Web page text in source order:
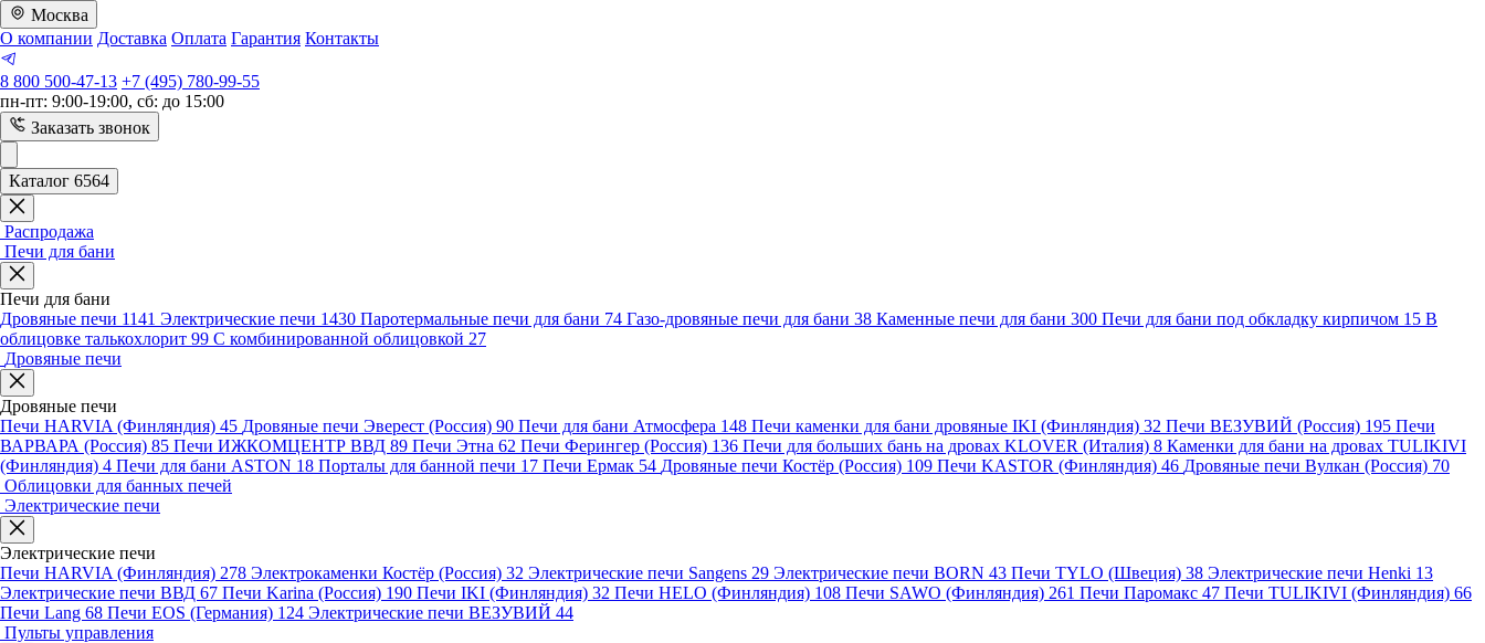
Москва
О компании Доставка Оплата Гарантия Контакты
8 800 500-47-13 +7 (495) 780-99-55
пн-пт: 9:00-19:00, сб: до 15:00
Заказать звонок
Каталог 6564
Распродажа
Печи для бани
Печи для бани
Дровяные печи 1141 Электрические печи 1430 Паротермальные печи для бани 74 Газо-дровяные печи для бани 38 Каменные печи для бани 300 Печи для бани под обкладку кирпичом 15 В
облицовке талькохлорит 99 С комбинированной облицовкой 27
Дровяные печи
Дровяные печи
Печи HARVIA (Финляндия) 45 Дровяные печи Эверест (Россия) 90 Печи для бани Атмосфера 148 Печи каменки для бани дровяные IKI (Финляндия) 32 Печи ВЕЗУВИЙ (Россия) 195 Печи
ВАРВАРА (Россия) 85 Печи ИЖКОМЦЕНТР ВВД 89 Печи Этна 62 Печи Ферингер (Россия) 136 Печи для больших бань на дровах KLOVER (Италия) 8 Каменки для бани на дровах TULIKIVI
(Финляндия) 4 Печи для бани ASTON 18 Порталы для банной печи 17 Печи Ермак 54 Дровяные печи Костёр (Россия) 109 Печи KASTOR (Финляндия) 46 Дровяные печи Вулкан (Россия) 70
Облицовки для банных печей
Электрические печи
Электрические печи
Печи HARVIA (Финляндия) 278 Электрокаменки Костёр (Россия) 32 Электрические печи Sangens 29 Электрические печи BORN 43 Печи TYLO (Швеция) 38 Электрические печи Henki 13
Электрические печи ВВД 67 Печи Karina (Россия) 190 Печи IKI (Финляндия) 32 Печи HELO (Финляндия) 108 Печи SAWO (Финляндия) 261 Печи Паромакс 47 Печи TULIKIVI (Финляндия) 66
Печи Lang 68 Печи EOS (Германия) 124 Электрические печи ВЕЗУВИЙ 44
Пульты управления